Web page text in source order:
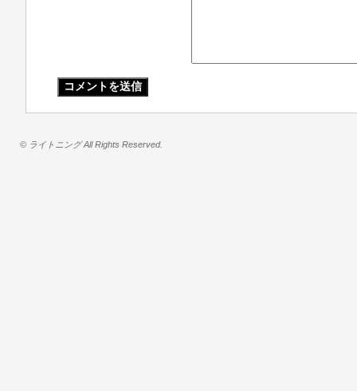
© ライトニング All Rights Reserved.